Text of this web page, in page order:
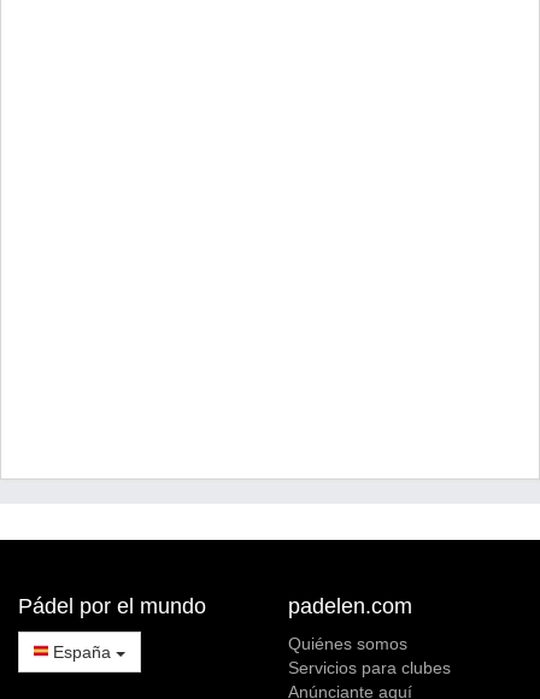
Pádel por el mundo
España
padelen.com
Quiénes somos
Servicios para clubes
Anúnciante aquí